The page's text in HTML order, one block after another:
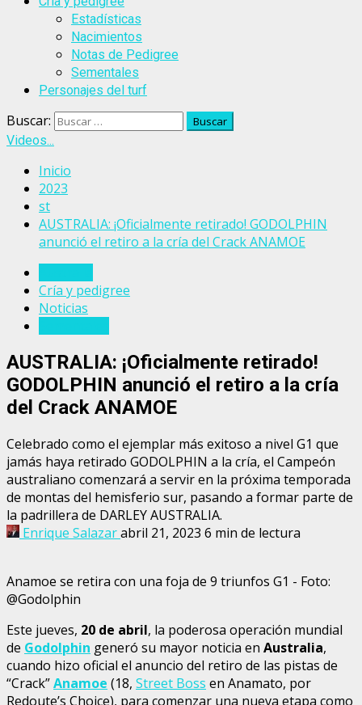
Estadísticas
Nacimientos
Notas de Pedigree
Sementales
Personajes del turf
Buscar:
Videos...
Inicio
2023
st
AUSTRALIA: ¡Oficialmente retirado! GODOLPHIN
anunció el retiro a la cría del Crack ANAMOE
Cría y pedigree
Noticias
AUSTRALIA: ¡Oficialmente retirado!
GODOLPHIN anunció el retiro a la cría
del Crack ANAMOE
Celebrado como el ejemplar más exitoso a nivel G1 que
jamás haya retirado GODOLPHIN a la cría, el Campeón
australiano comenzará a servir en la próxima temporada
de montas del hemisferio sur, pasando a formar parte de
la padrillera de DARLEY AUSTRALIA.
Enrique Salazarabril 21, 2023 6 min de lectura
Anamoe se retira con una foja de 9 triunfos G1 - Foto:
@Godolphin
Este jueves, 20 de abril, la poderosa operación mundial
de Godolphin generó su mayor noticia en Australia,
cuando hizo oficial el anuncio del retiro de las pistas de
“Crack”Anamoe (18, Street Boss en Anamato, por
Redoute’s Choice), para comenzar una nueva etapa como